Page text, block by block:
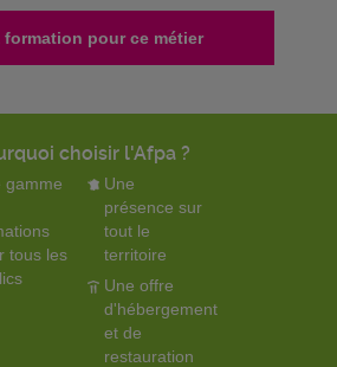
formation pour ce métier
choisir l'Afpa ?
gamme
tous les
Une
présence sur
tout le
territoire
Une offre
d'hébergement
et de
restauration